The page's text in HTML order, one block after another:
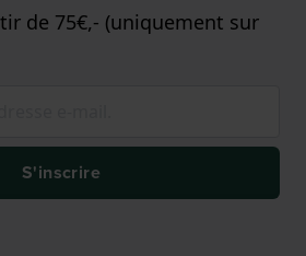
de 75€,- (uniquement sur
S'inscrire